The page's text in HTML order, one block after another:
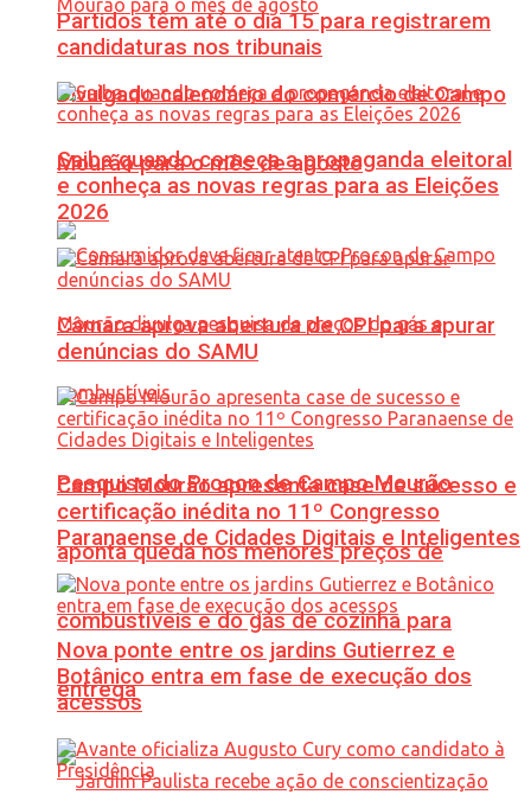
Divulgado calendário do comércio de Campo
Mourão para o mês de agosto
Pesquisa do Procon de Campo Mourão
aponta queda nos menores preços de
combustíveis e do gás de cozinha para
entrega
Partidos têm até o dia 15 para registrarem
candidaturas nos tribunais
Saiba quando começa a propaganda eleitoral
e conheça as novas regras para as Eleições
2026
Câmara aprova abertura de CPI para apurar
denúncias do SAMU
Campo Mourão apresenta case de sucesso e
certificação inédita no 11º Congresso
Paranaense de Cidades Digitais e Inteligentes
Nova ponte entre os jardins Gutierrez e
Botânico entra em fase de execução dos
acessos